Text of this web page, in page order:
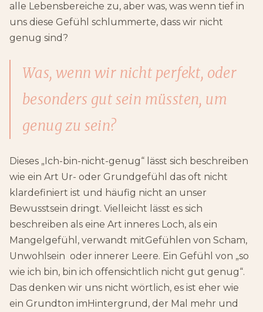
alle Lebensbereiche zu, aber was, was wenn tief in
uns diese Gefühl schlummerte, dass wir nicht
genug sind?
Was, wenn wir nicht perfekt, oder
besonders gut sein müssten, um
genug zu sein?
Dieses „Ich-bin-nicht-genug“ lässt sich beschreiben
wie ein Art Ur- oder Grundgefühl das oft nicht
klardefiniert ist und häufig nicht an unser
Bewusstsein dringt. Vielleicht lässt es sich
beschreiben als eine Art inneres Loch, als ein
Mangelgefühl, verwandt mitGefühlen von Scham,
Unwohlsein oder innerer Leere. Ein Gefühl von „so
wie ich bin, bin ich offensichtlich nicht gut genug“.
Das denken wir uns nicht wörtlich, es ist eher wie
ein Grundton imHintergrund, der Mal mehr und